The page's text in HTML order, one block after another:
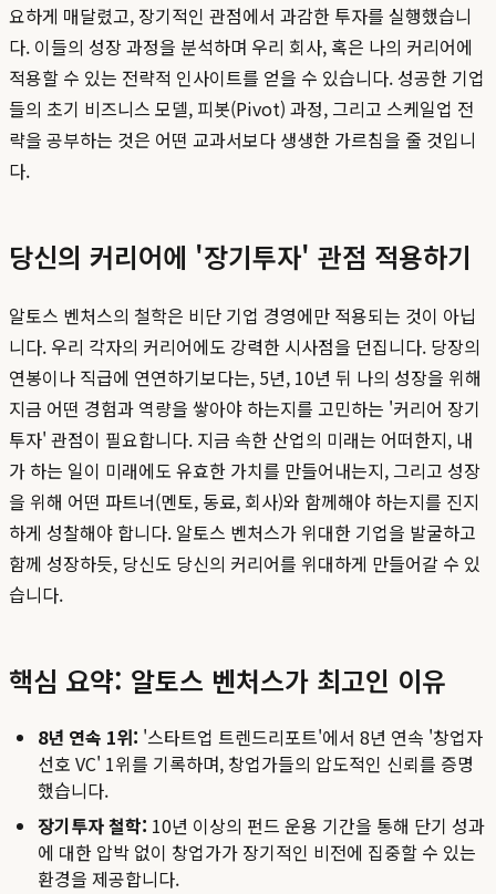
요하게 매달렸고, 장기적인 관점에서 과감한 투자를 실행했습니
다. 이들의 성장 과정을 분석하며 우리 회사, 혹은 나의 커리어에
적용할 수 있는 전략적 인사이트를 얻을 수 있습니다. 성공한 기업
들의 초기 비즈니스 모델, 피봇(Pivot) 과정, 그리고 스케일업 전
략을 공부하는 것은 어떤 교과서보다 생생한 가르침을 줄 것입니
다.
당신의 커리어에 '장기투자' 관점 적용하기
알토스 벤처스의 철학은 비단 기업 경영에만 적용되는 것이 아닙
니다. 우리 각자의 커리어에도 강력한 시사점을 던집니다. 당장의
연봉이나 직급에 연연하기보다는, 5년, 10년 뒤 나의 성장을 위해
지금 어떤 경험과 역량을 쌓아야 하는지를 고민하는 '커리어 장기
투자' 관점이 필요합니다. 지금 속한 산업의 미래는 어떠한지, 내
가 하는 일이 미래에도 유효한 가치를 만들어내는지, 그리고 성장
을 위해 어떤 파트너(멘토, 동료, 회사)와 함께해야 하는지를 진지
하게 성찰해야 합니다. 알토스 벤처스가 위대한 기업을 발굴하고
함께 성장하듯, 당신도 당신의 커리어를 위대하게 만들어갈 수 있
습니다.
핵심 요약: 알토스 벤처스가 최고인 이유
8년 연속 1위: '스타트업 트렌드리포트'에서 8년 연속 '창업자
선호 VC' 1위를 기록하며, 창업가들의 압도적인 신뢰를 증명
했습니다.
장기투자 철학: 10년 이상의 펀드 운용 기간을 통해 단기 성과
에 대한 압박 없이 창업가가 장기적인 비전에 집중할 수 있는
환경을 제공합니다.